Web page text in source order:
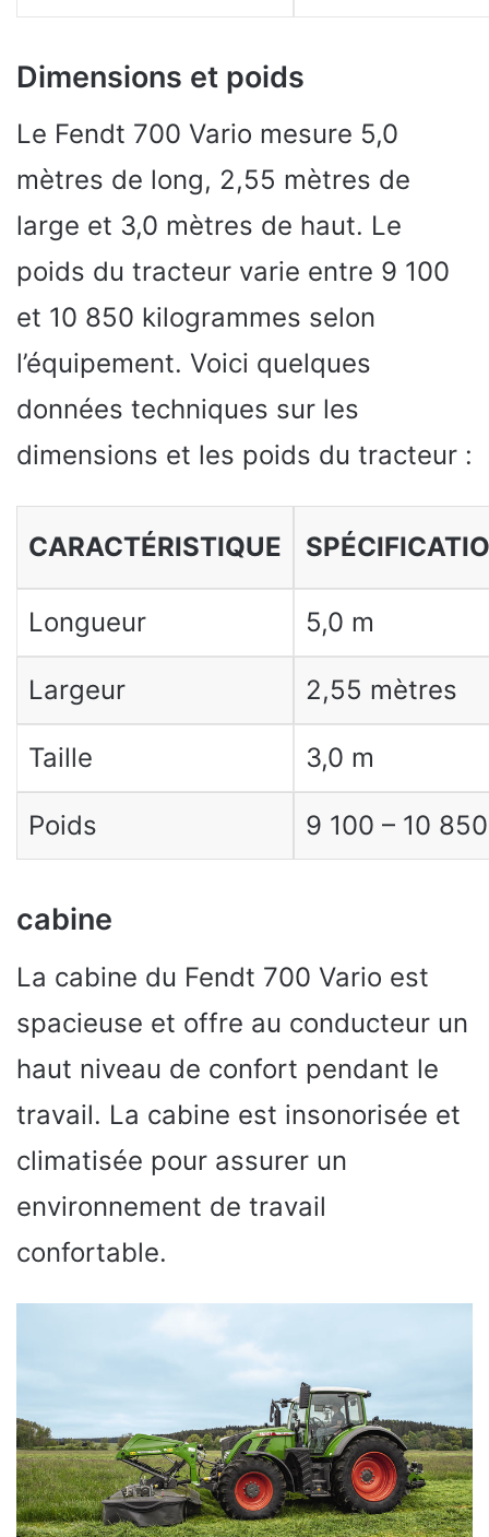
Dimensions et poids
Le Fendt 700 Vario mesure 5,0
mètres de long, 2,55 mètres de
large et 3,0 mètres de haut. Le
poids du tracteur varie entre 9 100
et 10 850 kilogrammes selon
l’équipement. Voici quelques
données techniques sur les
dimensions et les poids du tracteur :
CARACTÉRISTIQUE
Longueur 5,0 m
Largeur 2,55 mètres
Taille 3,0 m
Poids 9 100 – 10
cabine
La cabine du Fendt 700 Vario est
spacieuse et offre au conducteur un
haut niveau de confort pendant le
travail. La cabine est insonorisée et
climatisée pour assurer un
environnement de travail
confortable.